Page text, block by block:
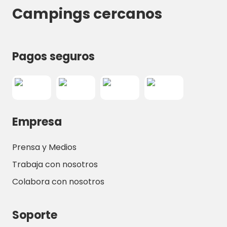
Campings cercanos
Pagos seguros
Empresa
Prensa y Medios
Trabaja con nosotros
Colabora con nosotros
Soporte